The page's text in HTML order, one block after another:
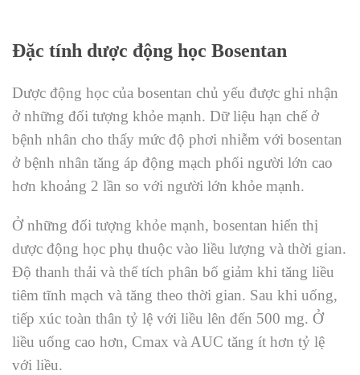
Đặc tính dược động học Bosentan
Dược động học của bosentan chủ yếu được ghi nhận
ở những đối tượng khỏe mạnh. Dữ liệu hạn chế ở
bệnh nhân cho thấy mức độ phơi nhiễm với bosentan
ở bệnh nhân tăng áp động mạch phổi người lớn cao
hơn khoảng 2 lần so với người lớn khỏe mạnh.
Ở những đối tượng khỏe mạnh, bosentan hiển thị
dược động học phụ thuộc vào liều lượng và thời gian.
Độ thanh thải và thể tích phân bố giảm khi tăng liều
tiêm tĩnh mạch và tăng theo thời gian. Sau khi uống,
tiếp xúc toàn thân tỷ lệ với liều lên đến 500 mg. Ở
liều uống cao hơn, Cmax và AUC tăng ít hơn tỷ lệ
với liều.